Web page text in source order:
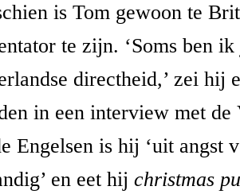
is Tom gewoon te
te zijn. ‘Soms ben
directheid,’ zei hij
in een interview met
Engelsen is hij ‘uit angst
en eet hij christmas